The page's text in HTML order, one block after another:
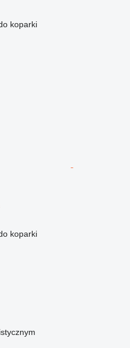
koparki
koparki